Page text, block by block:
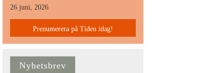
26 juni, 2026
Prenumerera på Tiden idag!
Nyhetsbrev